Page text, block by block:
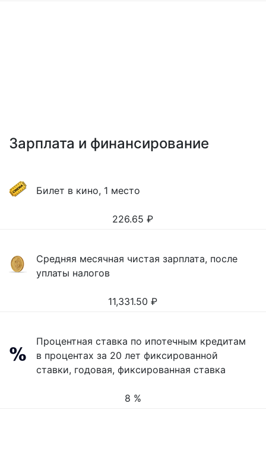
Зарплата и финансирование
Билет в кино, 1 место
226.65 ₽
Средняя месячная чистая зарплата, после
уплаты налогов
11,331.50 ₽
Процентная ставка по ипотечным кредитам
в процентах за 20 лет фиксированной
ставки, годовая, фиксированная ставка
8 %